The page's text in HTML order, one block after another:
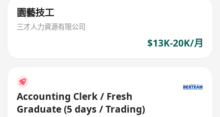
園藝技工
三才人力資源有限公司
$13K-20K/月
Accounting Clerk / Fresh
Graduate (5 days / Trading)